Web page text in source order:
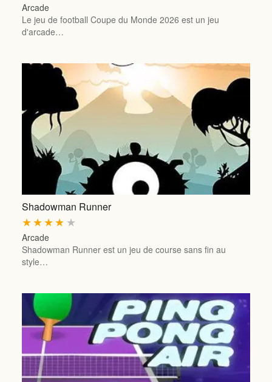
Arcade
Le jeu de football Coupe du Monde 2026 est un jeu
d'arcade…
Shadowman Runner
★
★
★
★
★
Arcade
Shadowman Runner est un jeu de course sans fin au
style…